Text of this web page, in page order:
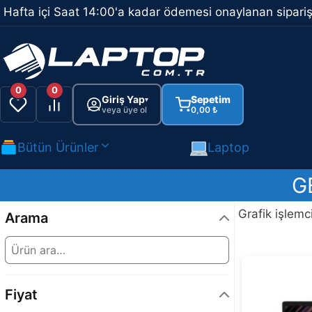
İçeriğe
atla
Hafta içi Saat 14:00'a kadar ödemesi onaylanan
0 0
Giriş Yap▾
veya üye ol
Sepetim
0,00 ₺
Bütün Ürünler Laptop
Grafik
Arama
Fiyat